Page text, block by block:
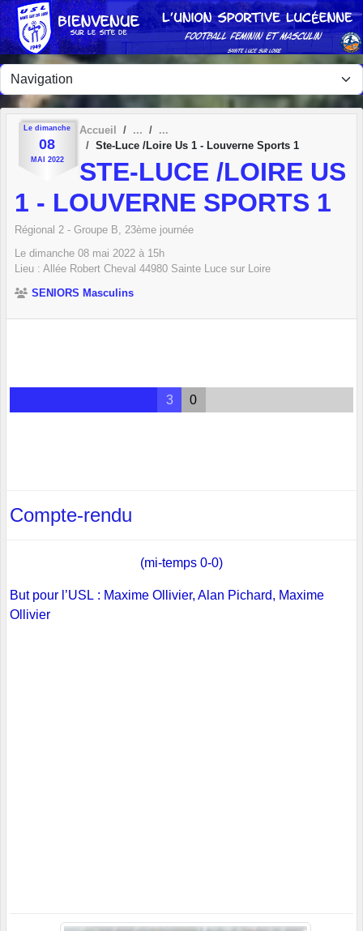
Le dimanche
08
MAI 2022
Accueil
Ste-Luce /Loire Us 1 - Louverne Sports 1
STE-LUCE /LOIRE US
1 - LOUVERNE SPORTS 1
Régional 2 - Groupe B, 23ème journée
Le dimanche 08 mai 2022 à 15h
Lieu : Allée Robert Cheval 44980 Sainte Luce sur Loire
SENIORS Masculins
3 0
Compte-rendu
​​​​​​(mi-temps 0-0)
But pour l’USL : Maxime Ollivier, Alan Pichard, Maxime
Ollivier
Panneau de gestion des cookies